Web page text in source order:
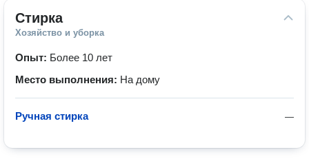
Стирка
Хозяйство и уборка
Опыт: Более 10 лет
Место выполнения: На дому
—
Ручная стирка